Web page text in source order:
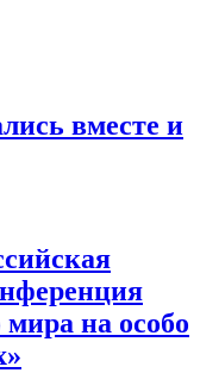
вместе и
на особо